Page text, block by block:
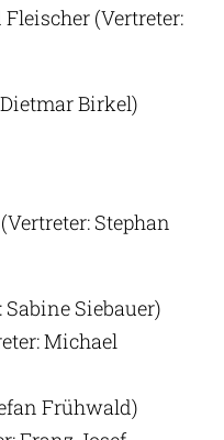
(Vertreter:
Birkel)
Stephan
Siebauer)
Michael
Frühwald)